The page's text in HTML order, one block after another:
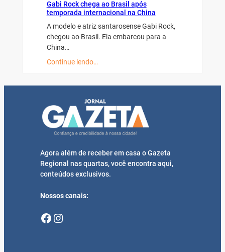
Gabi Rock chega ao Brasil após
temporada internacional na China
A modelo e atriz santarosense Gabi Rock,
chegou ao Brasil. Ela embarcou para a
China…
Continue lendo…
Agora além de receber em casa o Gazeta
Regional nas quartas, você encontra aqui,
conteúdos exclusivos.
Nossos canais:
Facebook Instagram